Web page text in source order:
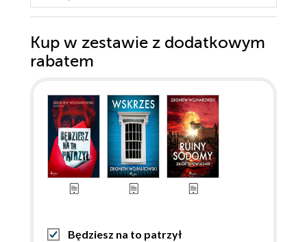
Kup w zestawie z dodatkowym
rabatem
Będziesz na to patrzył